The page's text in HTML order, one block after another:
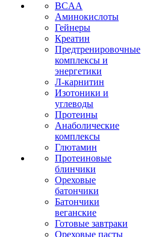
BCAA
Аминокислоты
Гейнеры
Креатин
Предтренировочные
комплексы и
энергетики
Л-карнитин
Изотоники и
углеводы
Протеины
Анаболические
комплексы
Глютамин
Протеиновые
блинчики
Ореховые
батончики
Батончики
веганские
Готовые завтраки
Ореховые пасты